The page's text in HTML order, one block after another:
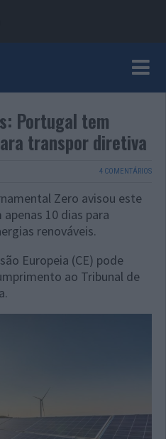
Portugal tem
transpor diretiva
4 COMENTÁRIOS
Zero avisou este
10 dias para
renováveis.
Europeia (CE) pode
ao Tribunal de